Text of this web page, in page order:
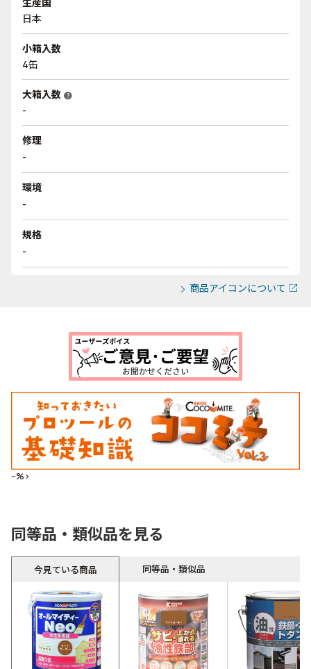
日本
小箱入数
4缶
大箱入数 help
-
修理
-
環境
-
規格
-
商品アイコンについて
--%>
同等品・類似品を見る
今見ている商品 同等品・類似品